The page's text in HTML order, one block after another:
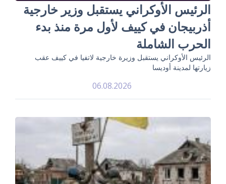
الرئيس الأوكراني يستقبل وزير خارجية
أذربيجان في كييف لأول مرة منذ بدء
الحرب الشاملة
الرئيس الأوكراني يستقبل وزيرة خارجية لاتفيا في كييف عقب
زيارتها لمدينة أوديسا
06.08.2026